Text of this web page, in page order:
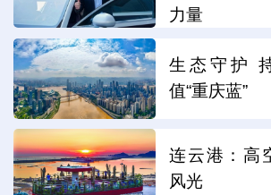
力量
生态守护
值“重庆蓝”
连云港：高
风光